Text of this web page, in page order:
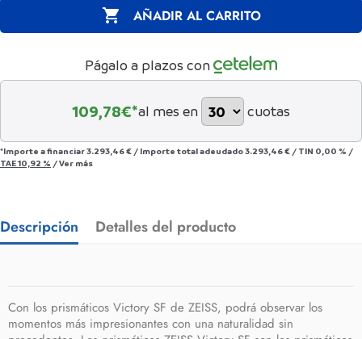
 AÑADIR AL CARRITO
Págalo a plazos con
109,78€*al mes en cuotas
*Importe a financiar3.293,46 € / Importe total adeudado3.293,46 € / TIN 0,00 % /
TAE10,92 % /Ver más
Descripción Detalles del producto
Con los prismáticos Victory SF de ZEISS, podrá observar los
momentos más impresionantes con una naturalidad sin